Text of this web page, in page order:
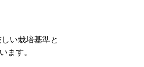
い栽培基準と
ます。